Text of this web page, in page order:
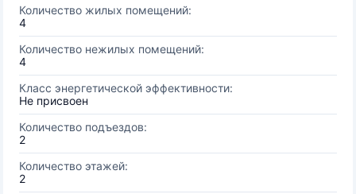
Количество жилых помещений:
4
Количество нежилых помещений:
4
Класс энергетической эффективности:
Не присвоен
Количество подъездов:
2
Количество этажей:
2